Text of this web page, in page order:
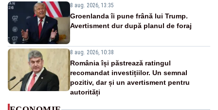
8 aug. 2026, 13:35
Groenlanda îi pune frână lui Trump.
Avertisment dur după planul de foraj
8 aug. 2026, 10:38
România își păstrează ratingul
recomandat investițiilor. Un semnal
pozitiv, dar și un avertisment pentru
autorități